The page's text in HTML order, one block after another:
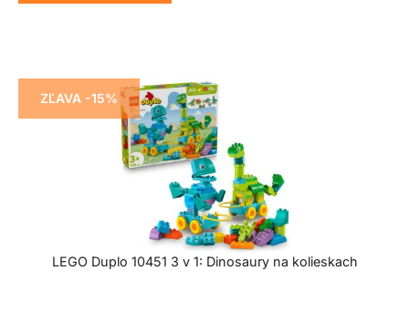
ZĽAVA -15%
LEGO Duplo 10451 3 v 1: Dinosaury na kolieskach